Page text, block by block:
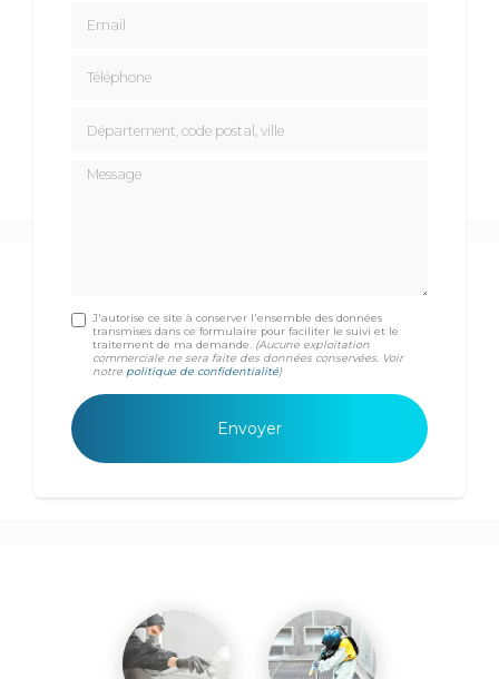
Message
J'autorise ce site à conserver l'ensemble des données
transmises dans ce formulaire pour faciliter le suivi et le
traitement de ma demande.
(Aucune exploitation
commerciale ne sera faite des données conservées. Voir
notre politique de confidentialité)